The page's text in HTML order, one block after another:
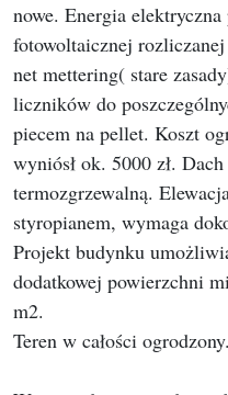
nowe. Energia
fotowoltaicznej
net mettering( stare
liczników do
piecem na pellet. Koszt
wyniósł ok. 5000 zł.
termozgrzewalną.
styropianem, wymaga
Projekt budynku
dodatkowej powierzchni
m2.
Teren w całości ogrodzony.